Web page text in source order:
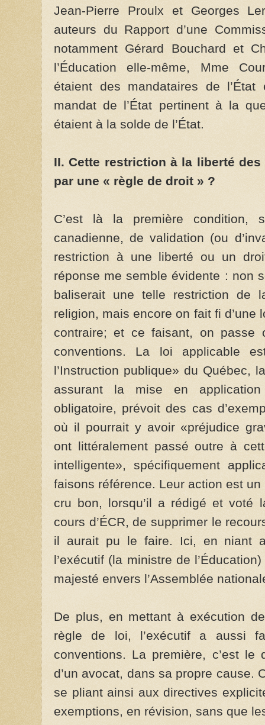
Jean-Pierre Proulx et Georges
auteurs du Rapport d’une
notamment Gérard Bouchard et
l’Éducation elle-même, Mme
étaient des mandataires de
mandat de l’État pertinent à la
étaient à la solde de l’État.
II. Cette restriction à la liberté
par une « règle de droit » ?
C’est là la première condition,
canadienne, de validation (ou
restriction à une liberté ou un
réponse me semble évidente : non
baliserait une telle restriction de
religion, mais encore on fait fi d’une
contraire; et ce faisant, on passe
conventions. La loi applicable
l’Instruction publique» du Québec,
assurant la mise en
obligatoire, prévoit des cas
où il pourrait y avoir «préjudice
ont littéralement passé outre à
intelligente», spécifiquement
faisons référence. Leur action est
cru bon, lorsqu’il a rédigé et
cours d’ÉCR, de supprimer le
il aurait pu le faire. Ici, en niant
l’exécutif (la ministre de
majesté envers l’Assemblée
De plus, en mettant à exécution
règle de loi, l’exécutif a aussi
conventions. La première, c’est le
d’un avocat, dans sa propre cause.
se pliant ainsi aux directives
exemptions, en révision, sans que